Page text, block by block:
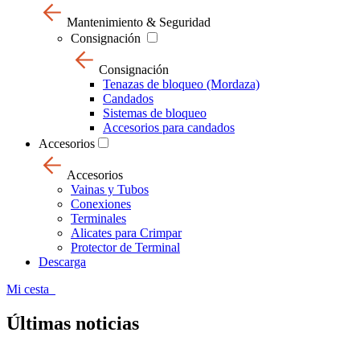
Mantenimiento & Seguridad
Consignación
Consignación
Tenazas de bloqueo (Mordaza)
Candados
Sistemas de bloqueo
Accesorios para candados
Accesorios
Accesorios
Vainas y Tubos
Conexiones
Terminales
Alicates para Crimpar
Protector de Terminal
Descarga
Mi cesta
Últimas noticias